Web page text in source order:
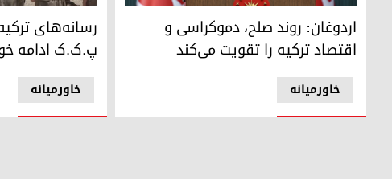
رجب طیب اردوغان، رئیس جمهور ترکیه
خاورمیانه
اردوغان: روند صلح، دموکراسی و
اقتصاد ترکیه را تقویت می‌کند
رسانه‌های
خاورمیانه
رسانه‌های
پ.ک.ک ادامه